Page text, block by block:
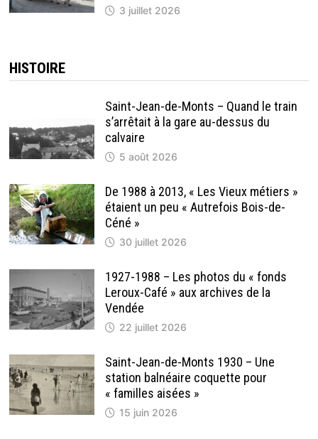
3 juillet 2026
HISTOIRE
Saint-Jean-de-Monts – Quand le train
s’arrêtait à la gare au-dessus du
calvaire
5 août 2026
De 1988 à 2013, « Les Vieux métiers »
étaient un peu « Autrefois Bois-de-
Céné »
30 juillet 2026
1927-1988 – Les photos du « fonds
Leroux-Café » aux archives de la
Vendée
22 juillet 2026
Saint-Jean-de-Monts 1930 – Une
station balnéaire coquette pour
« familles aisées »
15 juin 2026